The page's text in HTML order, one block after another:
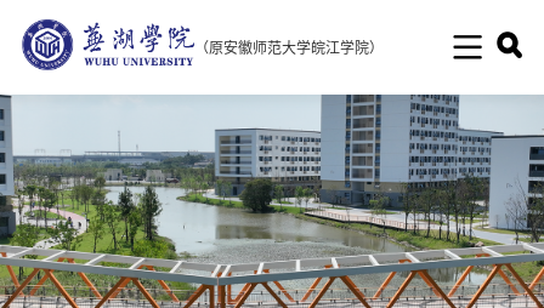
（原安徽师范大学皖江学院）